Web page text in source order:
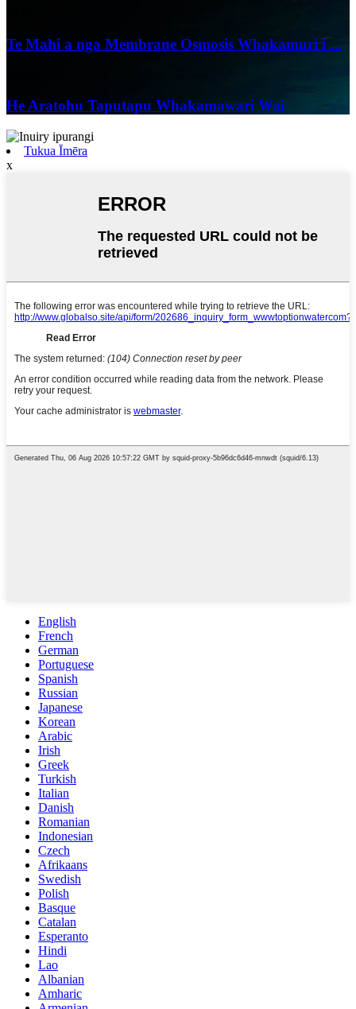
Te Mahi a nga Membrane Osmosis Whakamuri i ...
He Aratohu Taputapu Whakamawari Wai
Tukua Īmēra
x
English
French
German
Portuguese
Spanish
Russian
Japanese
Korean
Arabic
Irish
Greek
Turkish
Italian
Danish
Romanian
Indonesian
Czech
Afrikaans
Swedish
Polish
Basque
Catalan
Esperanto
Hindi
Lao
Albanian
Amharic